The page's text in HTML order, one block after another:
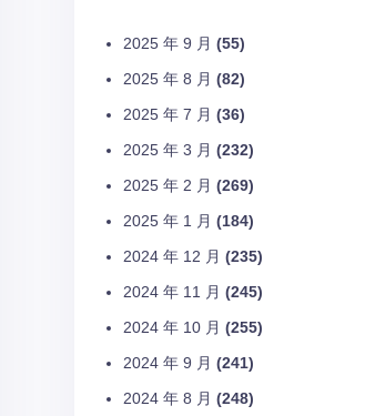
2025 年 9 月 (55)
2025 年 8 月 (82)
2025 年 7 月 (36)
2025 年 3 月 (232)
2025 年 2 月 (269)
2025 年 1 月 (184)
2024 年 12 月 (235)
2024 年 11 月 (245)
2024 年 10 月 (255)
2024 年 9 月 (241)
2024 年 8 月 (248)